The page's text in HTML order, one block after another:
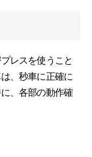
レスを使うこと
、秒車に正確に
、各部の動作確